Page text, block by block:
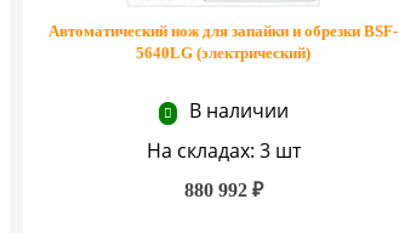
Автоматический нож для запайки и обрезки BSF-
5640LG (электрический)
В наличии
На складах: 3 шт
880 992 ₽